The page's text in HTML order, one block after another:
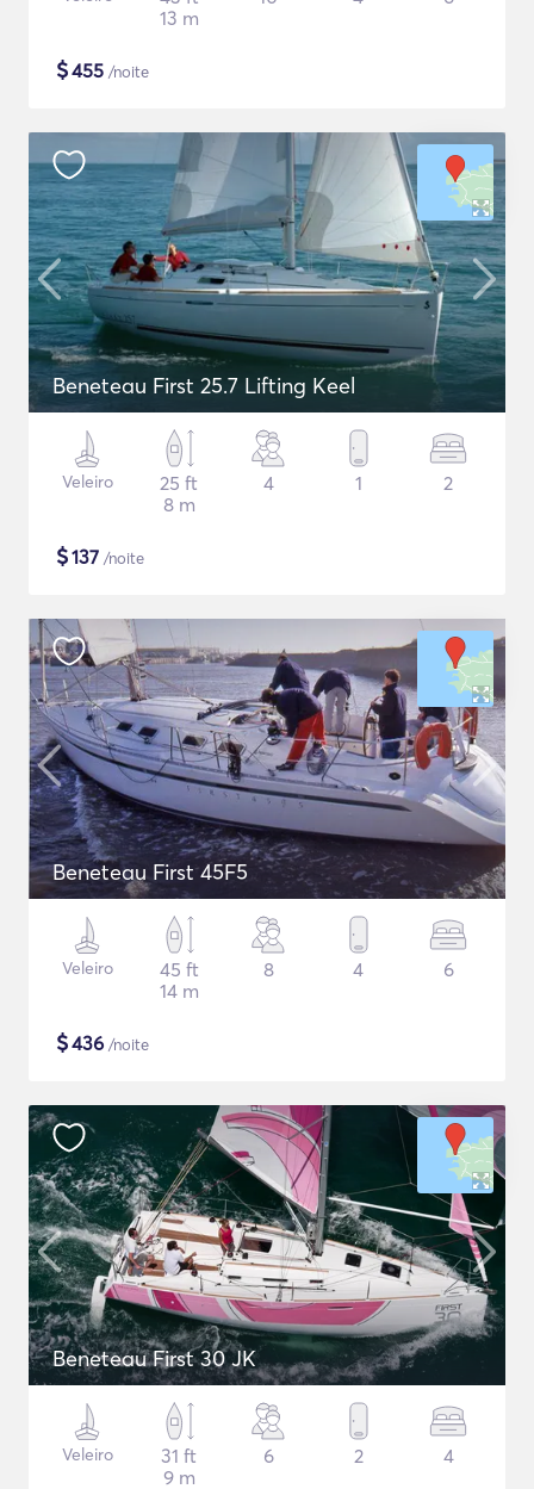
13 m
$455 /noite
Beneteau First 25.7 Lifting Keel
Veleiro
25 ft
8 m
4 1 2
$137 /noite
Beneteau First 45F5
Veleiro
45 ft
14 m
8 4 6
$436 /noite
Beneteau First 30 JK
Veleiro
31 ft
9 m
6 2 4